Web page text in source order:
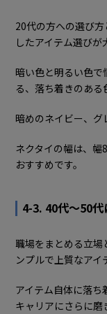
20代の方への選び
したアイテム選びが
暗い色と明るい色
る、落ち着きのある
暗めのネイビー、グ
ネクタイの幅は、
おすすめです。
4-3. 40代～50
職場をまとめる立
ンプルで上質なアイ
アイテム自体に落ち
キャリアにさらに